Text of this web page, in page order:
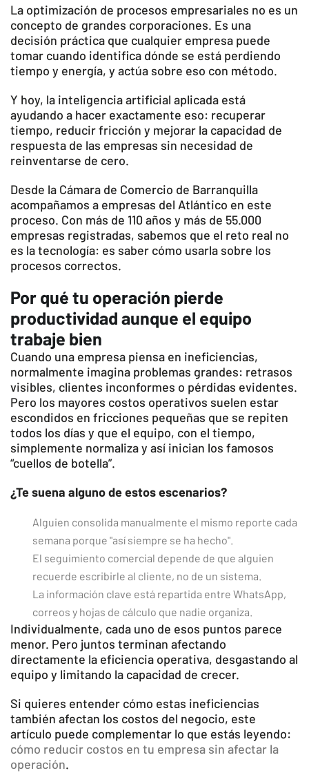
La optimización de procesos empresariales no es un
concepto de grandes corporaciones. Es una
decisión práctica que cualquier empresa puede
tomar cuando identifica dónde se está perdiendo
tiempo y energía, y actúa sobre eso con método.
Y hoy, la inteligencia artificial aplicada está
ayudando a hacer exactamente eso: recuperar
tiempo, reducir fricción y mejorar la capacidad de
respuesta de las empresas sin necesidad de
reinventarse de cero.
Desde la Cámara de Comercio de Barranquilla
acompañamos a empresas del Atlántico en este
proceso. Con más de 110 años y más de 55.000
empresas registradas, sabemos que el reto real no
es la tecnología: es saber cómo usarla sobre los
procesos correctos.
Por qué tu operación pierde
productividad aunque el equipo
trabaje bien
Cuando una empresa piensa en ineficiencias,
normalmente imagina problemas grandes: retrasos
visibles, clientes inconformes o pérdidas evidentes.
Pero los mayores costos operativos suelen estar
escondidos en fricciones pequeñas que se repiten
todos los días y que el equipo, con el tiempo,
simplemente normaliza y así inician los famosos
“cuellos de botella”.
¿Te suena alguno de estos escenarios?
Alguien consolida manualmente el mismo reporte cada
semana porque "así siempre se ha hecho".
El seguimiento comercial depende de que alguien
recuerde escribirle al cliente, no de un sistema.
La información clave está repartida entre WhatsApp,
correos y hojas de cálculo que nadie organiza.
Individualmente, cada uno de esos puntos parece
menor. Pero juntos terminan afectando
directamente la eficiencia operativa, desgastando al
equipo y limitando la capacidad de crecer.
Si quieres entender cómo estas ineficiencias
también afectan los costos del negocio, este
artículo puede complementar lo que estás leyendo:
cómo reducir costos en tu empresa sin afectar la
operación.